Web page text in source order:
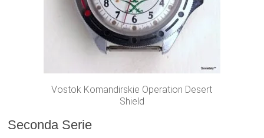
Vostok Komandirskie Operation Desert
Shield
Seconda Serie